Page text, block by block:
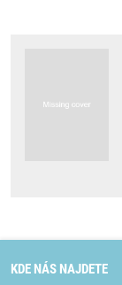
KDE NÁS NAJDETE